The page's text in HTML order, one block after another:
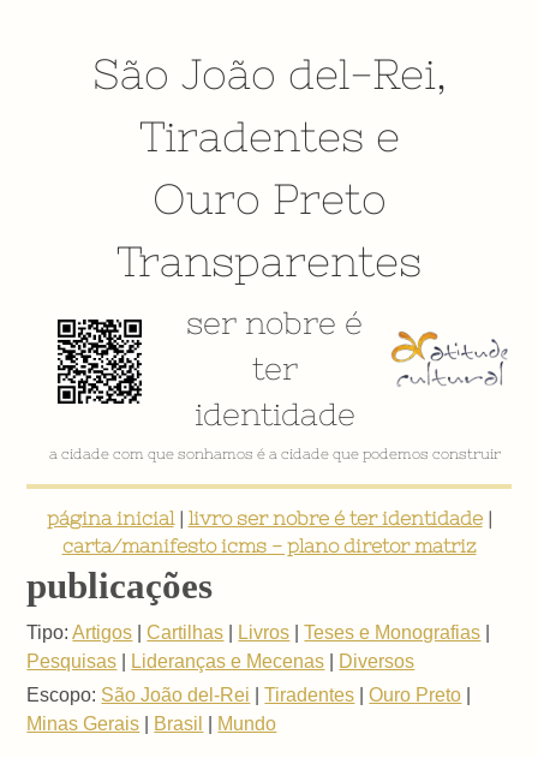
São João del-Rei,
Tiradentes e
Ouro Preto
Transparentes
ser nobre é
ter
identidade
a cidade com que sonhamos é a cidade que podemos construir
página inicial| livro ser nobre é ter identidade|
carta/manifesto icms - plano diretor matriz
publicações
Tipo: Artigos |Cartilhas Livros |Teses e Monografias
Pesquisas
Lideranças e Mecenas
Diversos
Escopo: São João del-Rei |Tiradentes |Ouro Preto
Minas Gerais
Brasil Mundo